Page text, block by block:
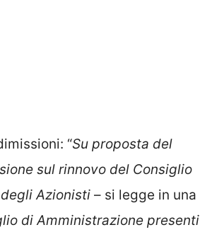
“Su proposta del
sul rinnovo del Consiglio
Azionisti – si legge in una
di Amministrazione presenti